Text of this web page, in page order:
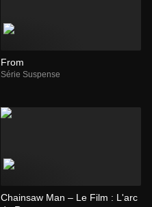
From
Série Suspense
Chainsaw Man – Le Film : L'arc